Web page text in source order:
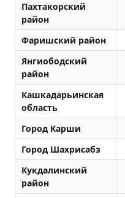
Пахтакорский
район
Фаришский район
Янгиободский
район
Кашкадарьинская
область
Город Карши
Город Шахрисабз
Кукдалинский
район